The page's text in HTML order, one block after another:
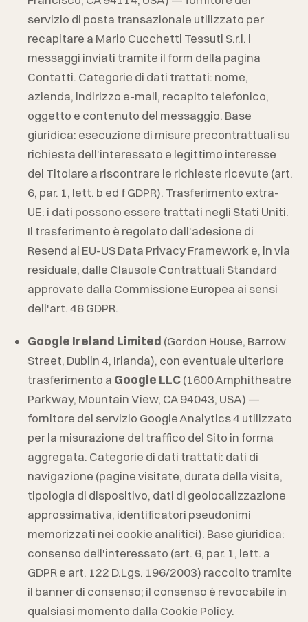
servizio di posta transazionale utilizzato per
recapitare a Mario Cucchetti Tessuti S.r.l. i
messaggi inviati tramite il form della pagina
Contatti. Categorie di dati trattati: nome,
azienda, indirizzo e-mail, recapito telefonico,
oggetto e contenuto del messaggio. Base
giuridica: esecuzione di misure precontrattuali su
richiesta dell'interessato e legittimo interesse
del Titolare a riscontrare le richieste ricevute (art.
6, par. 1, lett. b ed f GDPR). Trasferimento extra-
UE: i dati possono essere trattati negli Stati Uniti.
Il trasferimento è regolato dall'adesione di
Resend al EU-US Data Privacy Framework e, in via
residuale, dalle Clausole Contrattuali Standard
approvate dalla Commissione Europea ai sensi
dell'art. 46 GDPR.
Google Ireland Limited (Gordon House, Barrow
Street, Dublin 4, Irlanda), con eventuale ulteriore
trasferimento a Google LLC(1600 Amphitheatre
Parkway, Mountain View, CA 94043, USA) —
fornitore del servizio Google Analytics 4 utilizzato
per la misurazione del traffico del Sito in forma
aggregata. Categorie di dati trattati: dati di
navigazione (pagine visitate, durata della visita,
tipologia di dispositivo, dati di geolocalizzazione
approssimativa, identificatori pseudonimi
memorizzati nei cookie analitici). Base giuridica:
consenso dell'interessato (art. 6, par. 1, lett. a
GDPR e art. 122 D.Lgs. 196/2003) raccolto tramite
il banner di consenso; il consenso è revocabile in
qualsiasi momento dalla Cookie Policy.